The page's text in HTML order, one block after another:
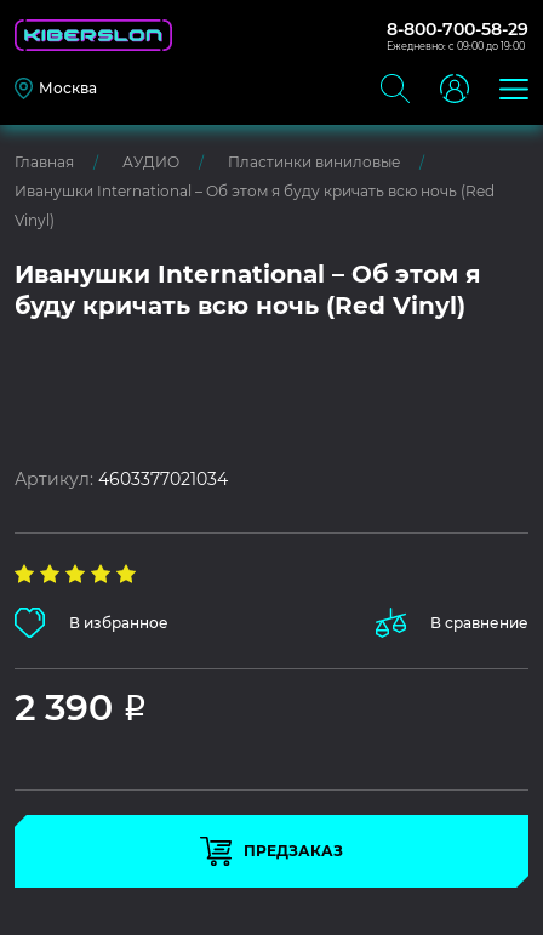
8-800-700-58-29
Ежедневно: с 09:00 до 19:00
Москва
Главная АУДИО
Пластинки виниловые
Иванушки International – Об этом я буду кричать всю ночь (Red
Vinyl)
Иванушки International – Об этом я
буду кричать всю ночь (Red Vinyl)
Артикул:4603377021034
В избранное В сравнение
2 390 Р
ПРЕДЗАКАЗ